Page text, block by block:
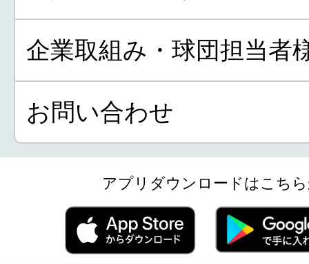
企業取組み・球団担当者
お問い合わせ
アプリダウンロードはこち